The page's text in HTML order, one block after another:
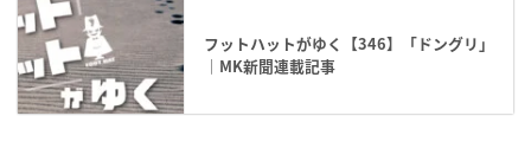
フットハットがゆく【346】「ドングリ」
｜MK新聞連載記事